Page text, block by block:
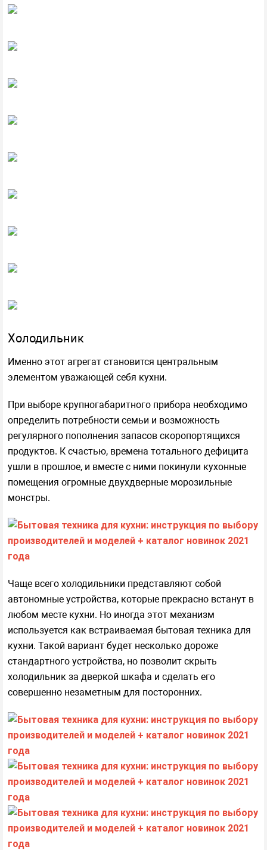
Холодильник
Именно этот агрегат становится центральным
элементом уважающей себя кухни.
При выборе крупногабаритного прибора необходимо
определить потребности семьи и возможность
регулярного пополнения запасов скоропортящихся
продуктов. К счастью, времена тотального дефицита
ушли в прошлое, и вместе с ними покинули кухонные
помещения огромные двухдверные морозильные
монстры.
Чаще всего холодильники представляют собой
автономные устройства, которые прекрасно встанут в
любом месте кухни. Но иногда этот механизм
используется как встраиваемая бытовая техника для
кухни. Такой вариант будет несколько дороже
стандартного устройства, но позволит скрыть
холодильник за дверкой шкафа и сделать его
совершенно незаметным для посторонних.